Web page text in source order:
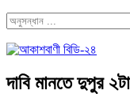
দাবি মানতে দুপুর